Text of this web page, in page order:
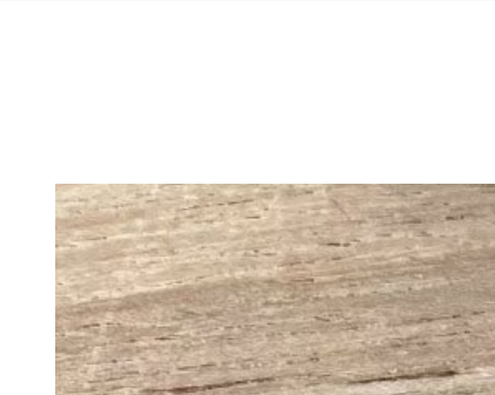
ZU DEN
PRODUKTINFORMATIONEN
SPRINGEN